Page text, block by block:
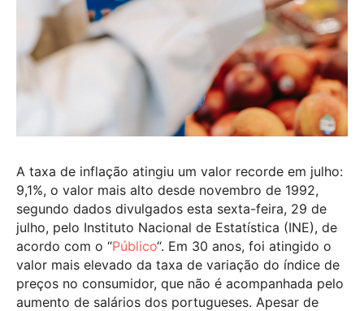
A taxa de inflação atingiu um valor recorde em julho:
9,1%, o valor mais alto desde novembro de 1992,
segundo dados divulgados esta sexta-feira, 29 de
julho, pelo Instituto Nacional de Estatística (INE), de
acordo com o “Público“. Em 30 anos, foi atingido o
valor mais elevado da taxa de variação do índice de
preços no consumidor, que não é acompanhada pelo
aumento de salários dos portugueses. Apesar de